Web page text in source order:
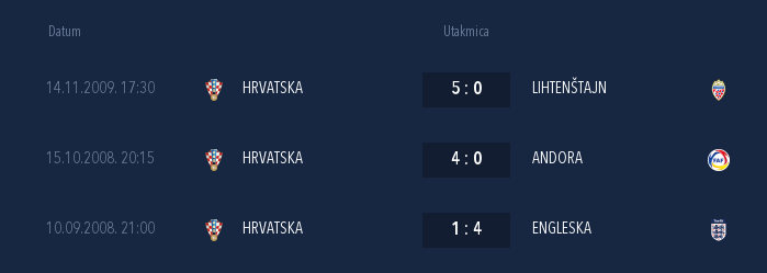
Datum Utakmica
14.11.2009. 17:30 HRVATSKA 5 : 0 LIHTENŠTAJN
15.10.2008. 20:15 HRVATSKA 4 : 0 ANDORA
10.09.2008. 21:00 HRVATSKA 1 : 4 ENGLESKA